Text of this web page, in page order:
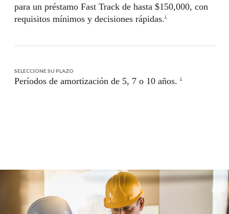
para un préstamo Fast Track de hasta $150,000, con
requisitos mínimos y decisiones rápidas. 1
SELECCIONE SU PLAZO
Períodos de amortización de 5, 7 o 10 años. 2